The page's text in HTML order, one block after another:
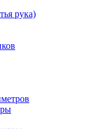
рука)